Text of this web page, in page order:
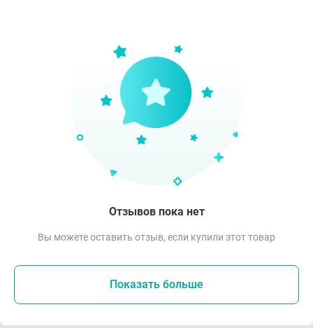
Отзывов пока нет
Вы можете оставить отзыв, если купили этот товар
Показать больше